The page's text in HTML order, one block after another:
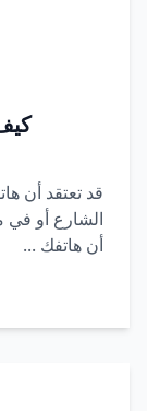
قد تعتقد أن
الشارع أو في
أن هاتفك ...